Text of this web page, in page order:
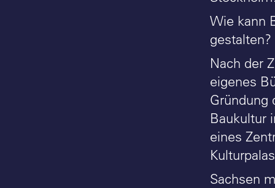
Wie kann
gestalten?
Nach der
eigenes
Gründung
Baukultur
eines
Sachsen